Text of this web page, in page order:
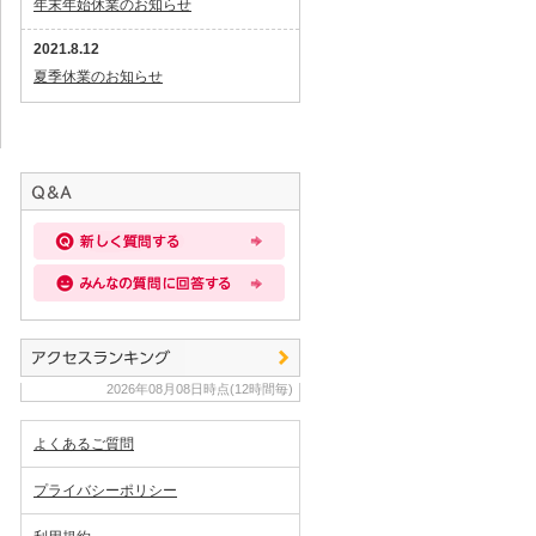
年末年始休業のお知らせ
2021.8.12
夏季休業のお知らせ
2026年08月08日時点(12時間毎)
よくあるご質問
プライバシーポリシー